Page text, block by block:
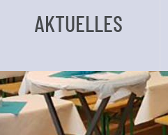
AKTUELLES